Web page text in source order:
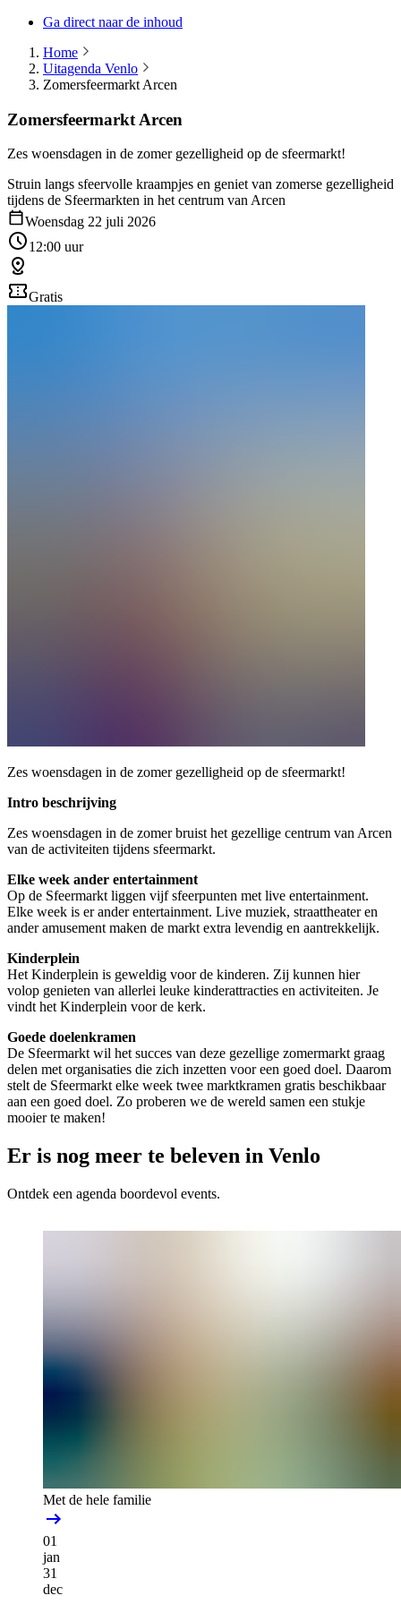
Ga direct naar de inhoud
Home
Uitagenda Venlo
Zomersfeermarkt Arcen
Zomersfeermarkt Arcen
Zes woensdagen in de zomer gezelligheid op de sfeermarkt!
Struin langs sfeervolle kraampjes en geniet van zomerse gezelligheid
tijdens de Sfeermarkten in het centrum van Arcen
Woensdag 22 juli 2026
12:00 uur
Gratis
Zes woensdagen in de zomer gezelligheid op de sfeermarkt!
Intro beschrijving
Zes woensdagen in de zomer bruist het gezellige centrum van Arcen
van de activiteiten tijdens sfeermarkt.
Elke week ander entertainment
Op de Sfeermarkt liggen vijf sfeerpunten met live entertainment.
Elke week is er ander entertainment. Live muziek, straattheater en
ander amusement maken de markt extra levendig en aantrekkelijk.
Kinderplein
Het Kinderplein is geweldig voor de kinderen. Zij kunnen hier
volop genieten van allerlei leuke kinderattracties en activiteiten. Je
vindt het Kinderplein voor de kerk.
Goede doelenkramen
De Sfeermarkt wil het succes van deze gezellige zomermarkt graag
delen met organisaties die zich inzetten voor een goed doel. Daarom
stelt de Sfeermarkt elke week twee marktkramen gratis beschikbaar
aan een goed doel. Zo proberen we de wereld samen een stukje
mooier te maken!
Er is nog meer te beleven in Venlo
Ontdek een agenda boordevol events.
Met de hele familie
01
jan
31
dec